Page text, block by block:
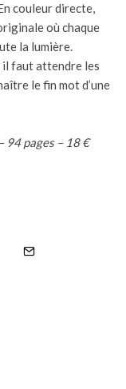
couleur directe,
où chaque
la lumière.
faut attendre les
le fin mot d’une
94 pages – 18 €